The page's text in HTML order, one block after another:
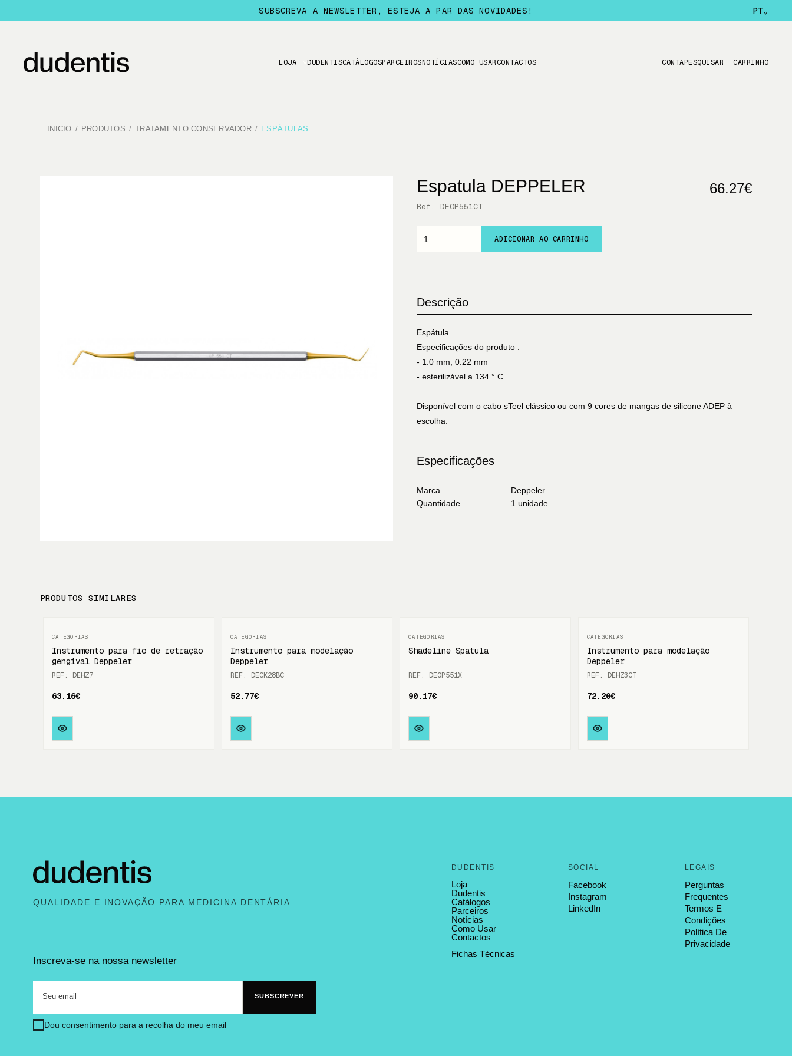
SUBSCREVA A NEWSLETTER, ESTEJA A PAR DAS NOVIDADES! PT⌄
LOJA DUDENTISCATÁLOGOSPARCEIROSNOTÍCIASCOMO USARCONTACTOS CONTAPESQUISAR CARRINHO
INICIO PRODUTOS TRATAMENTO CONSERVADOR ESPÁTULAS
Espatula DEPPELER 66.27€
Ref. DEOP551CT
ADICIONAR AO CARRINHO
Descrição
Espátula
Especificações do produto :
- 1.0 mm, 0.22 mm
- esterilizável a 134 ° C
Disponível com o cabo sTeel clássico ou com 9 cores de mangas de silicone ADEP à
escolha.
Especificações
Marca
Deppeler
Quantidade
1 unidade
PRODUTOS SIMILARES
Instrumento para fio de retração
gengival Deppeler
REF: DEHZ7
63.16€
Instrumento para modelação
Deppeler
REF: DECK28BC
52.77€
Shadeline Spatula
REF: DEOP551X
90.17€
Instrumento para modelação
Deppeler
REF: DEHZ3CT
72.20€
QUALIDADE E INOVAÇÃO PARA MEDICINA DENTÁRIA
Inscreva-se na nossa newsletter
Dou consentimento para a recolha do meu email
DUDENTIS
Loja
Dudentis
Catálogos
Parceiros
Notícias
Como Usar
Contactos
Fichas Técnicas
SOCIAL
Facebook
Instagram
LinkedIn
LEGAIS
Perguntas
Frequentes
Termos E
Condições
Política De
Privacidade